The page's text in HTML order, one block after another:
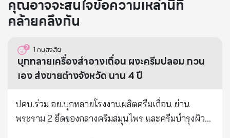
คุณอาจจะสนใจข้อความเหล่านี้ที่
คล้ายคลึงกัน
1 คนสงสัย
บุกทลายเครื่องสำอางเถื่อน ผงะครีมปลอม กวน
เอง ส่งขายต่างจังหวัด นาน 4 ปี
ปคบ.ร่วม อย.บุกทลายโรงงานผลิตครีมเถื่อน ย่าน
พระราม 2 ยึดของกลางครีมสมุนไพร และครีมบำรุงผิว